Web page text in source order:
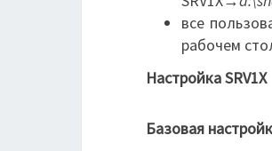
все
рабочем
Настройка SRV1X
Базовая